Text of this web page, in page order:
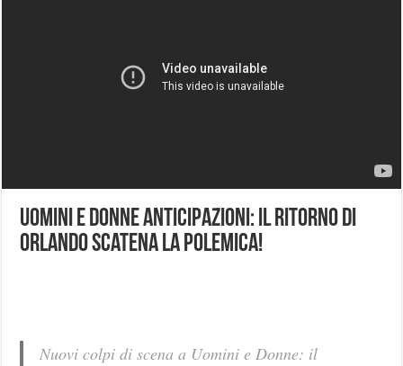
Uomini e Donne Anticipazioni: Il Ritorno di
Orlando Scatena la Polemica!
Nuovi colpi di scena a Uomini e Donne: il